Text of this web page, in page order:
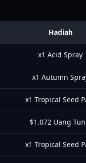
Hadiah
x1 Acid Spray
x1 Autumn
x1 Tropical Seed
$1.072 Uang
x1 Tropical Seed